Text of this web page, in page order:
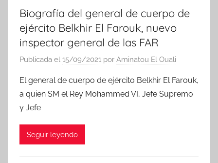
Biografía del general de cuerpo de
ejército Belkhir El Farouk, nuevo
inspector general de las FAR
Publicada el 15/09/2021 por Aminatou El Ouali
El general de cuerpo de ejército Belkhir El Farouk,
a quien SM el Rey Mohammed VI, Jefe Supremo
y Jefe
Seguir leyendo